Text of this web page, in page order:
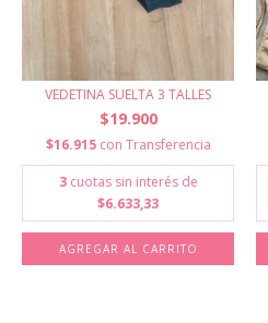
VEDETINA SUELTA 3 TALLES
$19.900
$16.915 con Transferencia
3 cuotas sin interés de
$6.633,33
AGREGAR AL CARRITO